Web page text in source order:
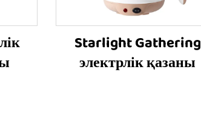
Starlight Gathering
электрлік қазаны